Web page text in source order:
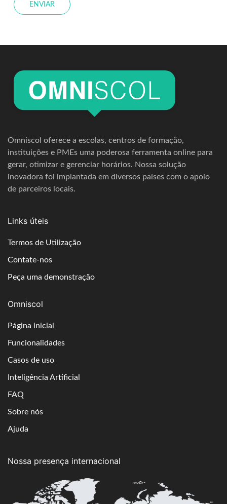
ENVIAR
Omniscol oferece a escolas, centros de formação,
instituições e PMEs uma poderosa ferramenta online para
gerar, otimizar e gerenciar horários. Nossa solução
inovadora foi implantada em diversos países com o apoio
de parceiros locais.
Links úteis
Termos de Utilização
Contate-nos
Peça uma demonstração
Omniscol
Página inicial
Funcionalidades
Casos de uso
Inteligência Artificial
FAQ
Sobre nós
Ajuda
Nossa presença internacional